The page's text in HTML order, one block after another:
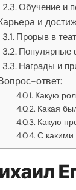
Обучение и
и
Прорыв в
Популярные
Награды и
ответ:
Какую
Какая
Какую
С какими